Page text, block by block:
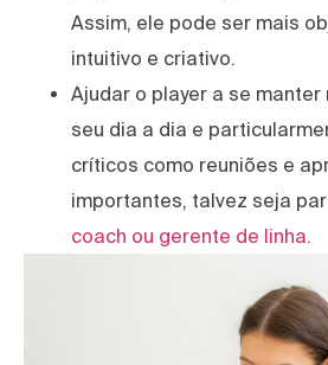
Assim, ele pode ser mais
intuitivo e criativo.
Ajudar o player a se manter
seu dia a dia e
críticos como reuniões e
importantes, talvez seja
coach ou gerente de linha.